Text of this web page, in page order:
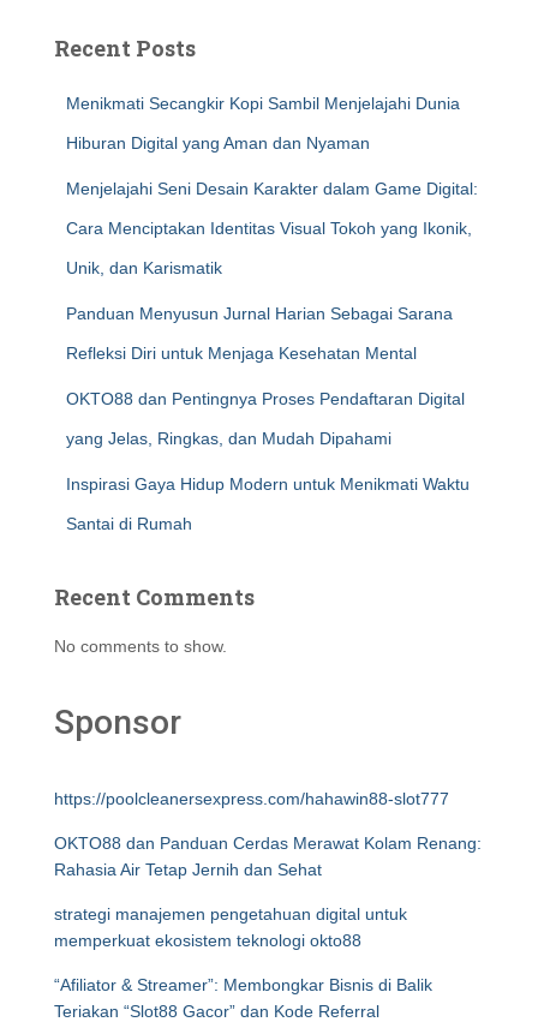
Recent Posts
Menikmati Secangkir Kopi Sambil Menjelajahi Dunia
Hiburan Digital yang Aman dan Nyaman
Menjelajahi Seni Desain Karakter dalam Game Digital:
Cara Menciptakan Identitas Visual Tokoh yang Ikonik,
Unik, dan Karismatik
Panduan Menyusun Jurnal Harian Sebagai Sarana
Refleksi Diri untuk Menjaga Kesehatan Mental
OKTO88 dan Pentingnya Proses Pendaftaran Digital
yang Jelas, Ringkas, dan Mudah Dipahami
Inspirasi Gaya Hidup Modern untuk Menikmati Waktu
Santai di Rumah
Recent Comments
No comments to show.
Sponsor
https://poolcleanersexpress.com/hahawin88-slot777
OKTO88 dan Panduan Cerdas Merawat Kolam Renang:
Rahasia Air Tetap Jernih dan Sehat
strategi manajemen pengetahuan digital untuk
memperkuat ekosistem teknologi okto88
“Afiliator & Streamer”: Membongkar Bisnis di Balik
Teriakan “Slot88 Gacor” dan Kode Referral